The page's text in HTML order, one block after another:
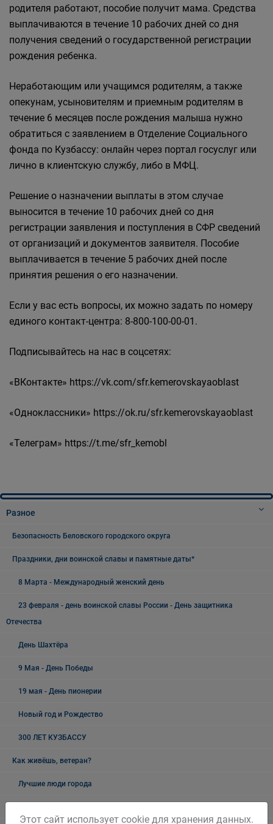
родителя работают, пособие получит мама. Средства
выплачиваются в течение 10 рабочих дней со дня
получения сведений о государственной регистрации
рождения ребенка.
Неработающим или учащимся родителям, а также
опекунам, усыновителям и приемным родителям в
течение 6 месяцев после рождения малыша нужно
обратиться с заявлением в Отделение Социального
фонда по Кузбассу: онлайн через портал госуслуг или
лично в клиентскую службу, либо в МФЦ.
Решение о назначении выплаты в этом случае
выносится в течение 10 рабочих дней со дня
регистрации заявления и поступления в СФР сведений
от организаций и документов заявителя. Пособие
выплачивается в течение 5 рабочих дней после
принятия решения о его назначении.
Если у вас есть вопросы, их можно задать по номеру
единого контакт-центра: 8-800-100-00-01.
Подписывайтесь на нас в соцсетях:
«ВКонтакте» https://vk.com/sfr.kemerovskayaoblast
«Одноклассники» https://ok.ru/sfr.kemerovskayaoblast
«Телеграм» https://t.me/sfr_kemobl
Разное
Безопасность Беловского городского округа
Праздники, дни воинской славы и памятные даты*
8 Марта - Международный женский день
23 февраля - день воинской славы России - День защитника
Отечества
День Шахтёра
9 Мая - День Победы
19 мая - День пионерии
Новый год и Рождество
300 ЛЕТ КУЗБАССУ
Как живёшь, ветеран?
Лучшие люди города
Этот сайт использует cookie для хранения данных.